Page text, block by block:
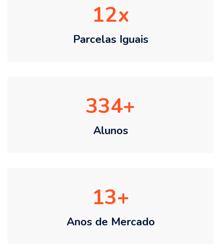
12
Parcelas Iguais
334
Alunos
13
Anos de Mercado